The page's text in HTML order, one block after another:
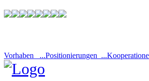
Vorhaben ...Positionierungen